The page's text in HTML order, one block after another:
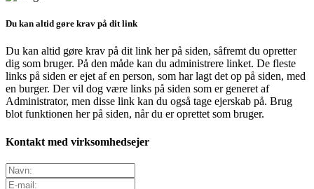
Du kan altid gøre krav på dit link
Du kan altid gøre krav på dit link her på siden, såfremt du opretter
dig som bruger. På den måde kan du administrere linket. De fleste
links på siden er ejet af en person, som har lagt det op på siden, med
en burger. Der vil dog være links på siden som er generet af
Administrator, men disse link kan du også tage ejerskab på. Brug
blot funktionen her på siden, når du er oprettet som bruger.
Kontakt med virksomhedsejer